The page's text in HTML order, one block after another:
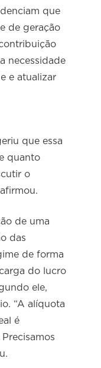
que
de geração
necessidade
e atualizar
que essa
quanto
o
de uma
das
de forma
do lucro
ele,
“A alíquota
é